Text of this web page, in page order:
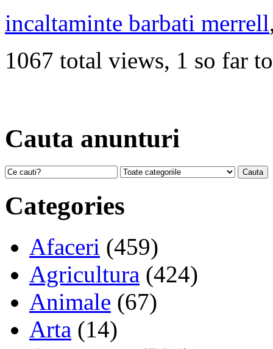
incaltaminte barbati merrell
1067 total views, 1 so far
Cauta anunturi
Categories
Afaceri (459)
Agricultura (424)
Animale (67)
Arta (14)